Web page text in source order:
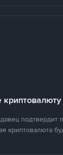
криптовалюту
подтвердит
криптовалюта